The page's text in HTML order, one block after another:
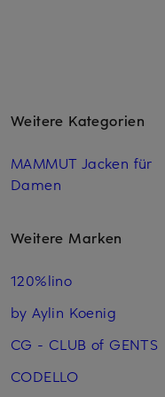
Weitere Kategorien
MAMMUT Jacken für
Damen
Weitere Marken
120%lino
by Aylin Koenig
CG - CLUB of GENTS
CODELLO